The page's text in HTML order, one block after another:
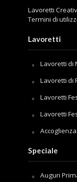
Lavoretti
Termini di
Lavoretti
Lavoretti di
Lavoretti di
Lavoretti
Lavoretti
Speciale
Auguri